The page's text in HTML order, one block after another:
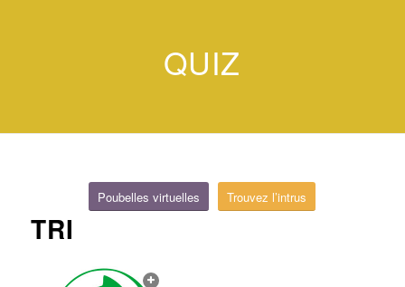
QUIZ
Poubelles virtuelles Trouvez l’intrus
TRI